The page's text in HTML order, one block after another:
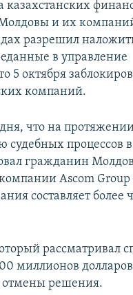
казахстанских
и их
разрешил
в управление
5 октября
компаний.
что на
судебных процессов
гражданин
Ascom Group
составляет более
рассматривал
миллионов
отмены решения.